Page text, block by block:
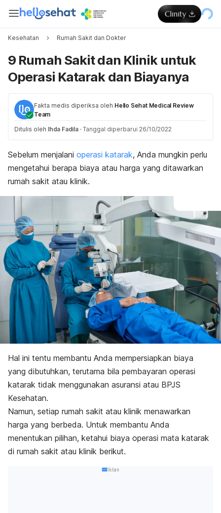
Kesehatan Rumah Sakit dan Dokter
9 Rumah Sakit dan Klinik untuk
Operasi Katarak dan Biayanya
Fakta medis diperiksa oleh Hello Sehat Medical Review
Team
Ditulis oleh Ihda Fadila · Tanggal diperbarui 26/10/2022
Sebelum menjalani operasi katarak, Anda mungkin perlu
mengetahui berapa biaya atau harga yang ditawarkan
rumah sakit atau klinik.
Hal ini tentu membantu Anda mempersiapkan biaya
yang dibutuhkan, terutama bila pembayaran operasi
katarak tidak menggunakan asuransi atau BPJS
Kesehatan.
Namun, setiap rumah sakit atau klinik menawarkan
harga yang berbeda. Untuk membantu Anda
menentukan pilihan, ketahui biaya operasi mata katarak
di rumah sakit atau klinik berikut.
Iklan